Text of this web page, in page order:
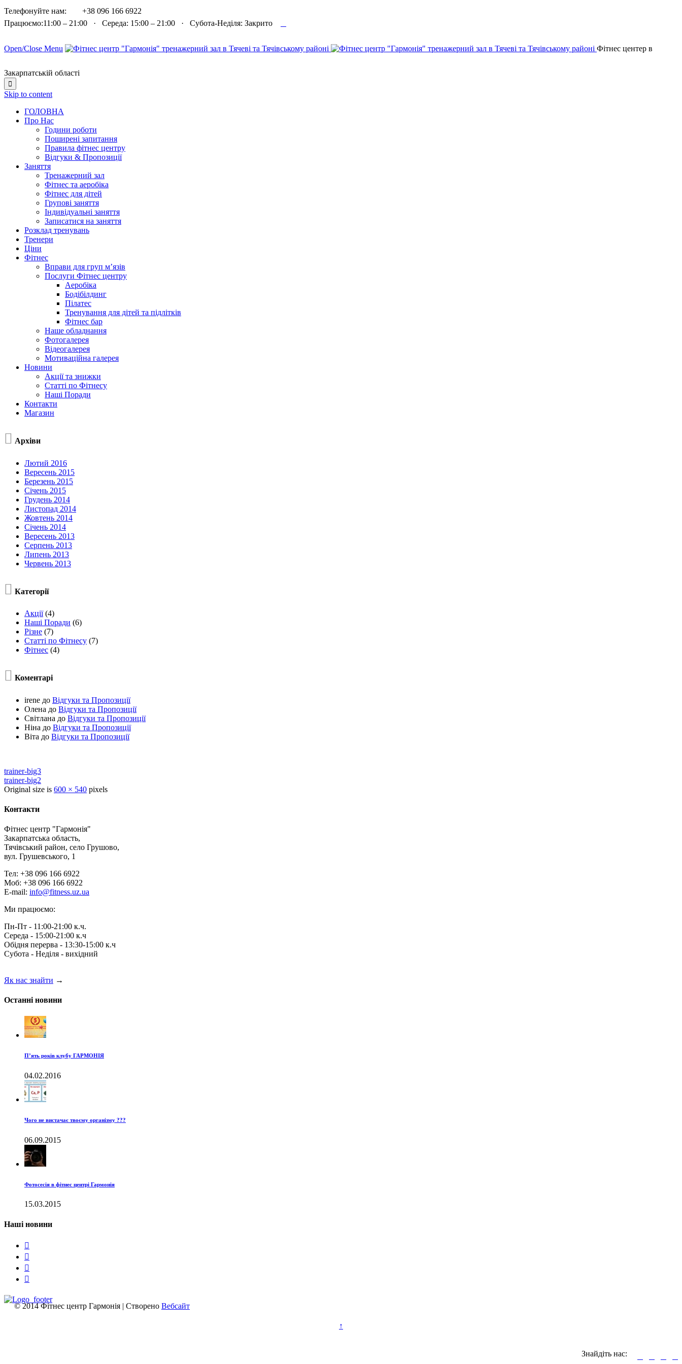
Телефонуйте нам:
+38 096 166 6922
Працюємо:11:00 – 21:00 · Середа: 15:00 – 21:00 · Субота-Неділя: Закрито
Open/Close Menu Фітнес центер в
Закарпатській області

Skip to content
ГОЛОВНА
Про Нас
Години роботи
Поширені запитання
Правила фітнес центру
Відгуки & Пропозиції
Заняття
Тренажерний зал
Фітнес та аеробіка
Фітнес для дітей
Групові заняття
Індивідуальні заняття
Записатися на заняття
Розклад тренувань
Тренери
Ціни
Фітнес
Вправи для груп м’язів
Послуги Фітнес центру
Аеробіка
Бодібілдинг
Пілатес
Тренування для дітей та підлітків
Фітнес бар
Наше обладнання
Фотогалерея
Відеогалерея
Мотиваційна галерея
Новини
Акції та знижки
Статті по Фітнесу
Наші Поради
Контакти
Магазин
 Архіви
Лютий 2016
Вересень 2015
Березень 2015
Січень 2015
Грудень 2014
Листопад 2014
Жовтень 2014
Січень 2014
Вересень 2013
Серпень 2013
Липень 2013
Червень 2013
 Категорії
Акції(4)
Наші Поради (6)
Різне (7)
Статті по Фітнесу (7)
Фітнес (4)
 Коментарі
irene до Відгуки та Пропозиції
Олена до Відгуки та Пропозиції
Світлана до Відгуки та Пропозиції
Ніна до Відгуки та Пропозиції
Віта до Відгуки та Пропозиції
trainer-big3
trainer-big2
Original size is 600 × 540 pixels
Контакти
Фітнес центр "Гармонія"
Закарпатська область,
Тячівський район, село Грушово,
вул. Грушевського, 1
Тел: +38 096 166 6922
Моб: +38 096 166 6922
E-mail: info@fitness.uz.ua
Ми працюємо:
Пн-Пт - 11:00-21:00 к.ч.
Середа - 15:00-21:00 к.ч
Обідня перерва - 13:30-15:00 к.ч
Субота - Неділя - вихідний
Як нас знайти →
Останні новини
П’ять років клубу ГАРМОНІЯ
04.02.2016
Чого не вистачає твоєму організму ???
06.09.2015
Фотосесія в фітнес центрі Гармонія
15.03.2015
Наші новини




© 2014 Фітнес центр Гармонія | Створено Вебсайт
↑
Знайдіть нас: